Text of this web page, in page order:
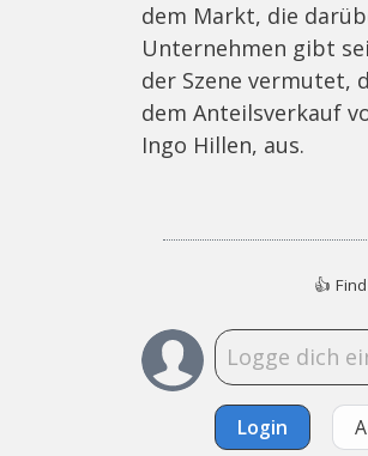
dem Markt, die
Unternehmen gibt
der Szene vermutet,
dem Anteilsverkauf
Ingo Hillen, aus.
👍
Login